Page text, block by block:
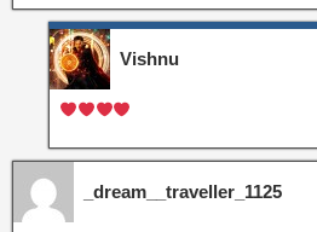
Vishnu
_dream__traveller_1125